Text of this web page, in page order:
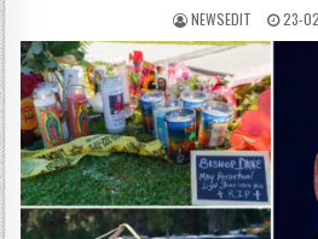
AUTHOR:
NEWSEDIT 23-